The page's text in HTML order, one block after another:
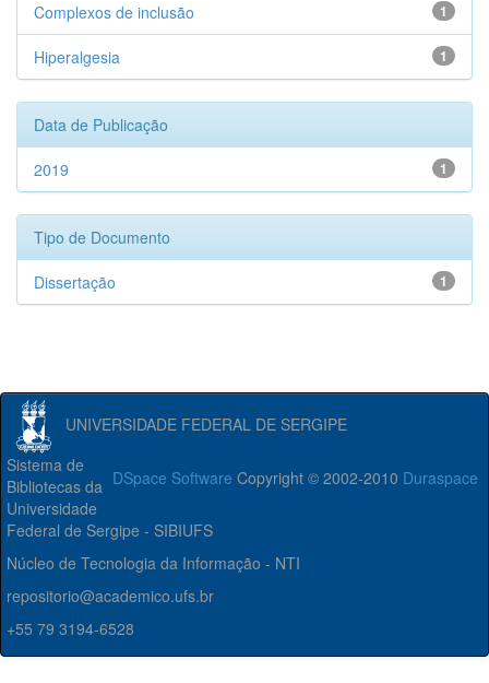
1
Complexos de inclusão
1
Hiperalgesia
Data de Publicação
1
2019
Tipo de Documento
1
Dissertação
UNIVERSIDADE FEDERAL DE SERGIPE
DSpace Software Copyright © 2002-2010 Duraspace
Sistema de
Bibliotecas da
Universidade
Federal de Sergipe - SIBIUFS
Núcleo de Tecnologia da Informação - NTI
repositorio@academico.ufs.br
+55 79 3194-6528